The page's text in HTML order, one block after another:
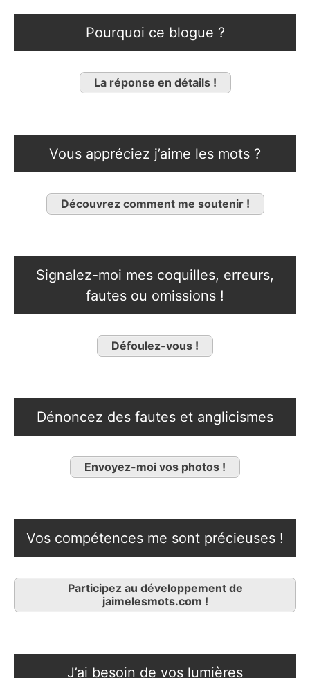
Pourquoi ce blogue ?
La réponse en détails !
Vous appréciez j’aime les mots ?
Découvrez comment me soutenir !
Signalez-moi mes coquilles, erreurs,
fautes ou omissions !
Défoulez-vous !
Dénoncez des fautes et anglicismes
Envoyez-moi vos photos !
Vos compétences me sont précieuses !
Participez au développement de
jaimelesmots.com !
J’ai besoin de vos lumières